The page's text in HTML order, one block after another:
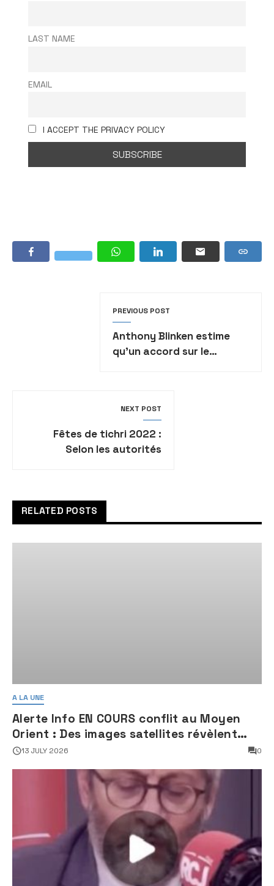
LAST NAME
EMAIL
I ACCEPT THE PRIVACY POLICY
PREVIOUS POST
Anthony Blinken estime
qu’un accord sur le
NEXT POST
Fêtes de tichri 2022 :
Selon les autorités
le Mont du temple
RELATED POSTS
A LA UNE
Alerte Info EN COURS conflit au Moyen
Orient : Des images satellites révèlent
une activité jugée « inquiétante » sur
13 JULY 2026 0